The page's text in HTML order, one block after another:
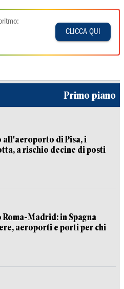
CLICCA QUI
Primo piano
all'aeroporto di Pisa, i
a rischio decine di posti
Madrid: in Spagna
aeroporti e porti per chi